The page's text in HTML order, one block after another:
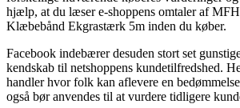
hjælp, at du læser e-shoppens omtaler af
Klæbebånd Ekgrastærk 5m inden du køber.
Facebook indebærer desuden stort set
kendskab til netshoppens kundetilfredshed.
handler hvor folk kan aflevere en
også bør anvendes til at vurdere tidligere